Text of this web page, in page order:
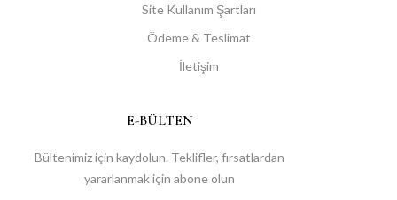
Site Kullanım Şartları
Ödeme & Teslimat
İletişim
E-BÜLTEN
Bültenimiz için kaydolun. Teklifler, fırsatlardan
yararlanmak için abone olun